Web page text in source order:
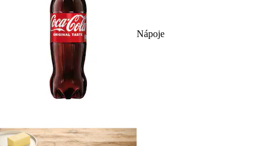
Nápoje